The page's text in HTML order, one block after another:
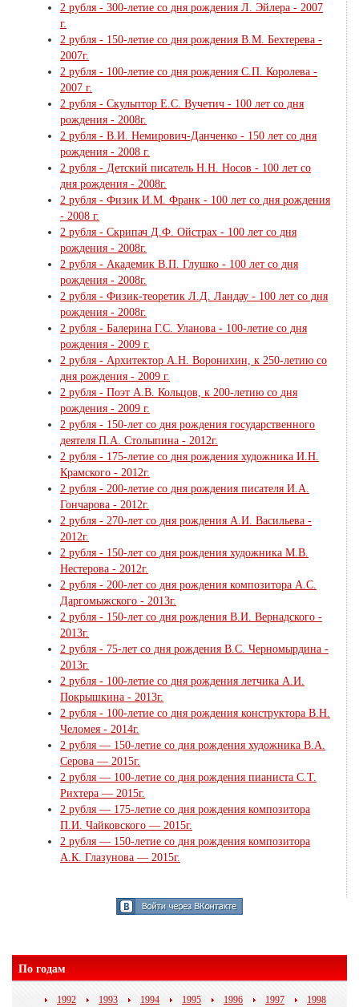
2 рубля - 300-летие со дня рождения Л. Эйлера - 2007
г.
2 рубля - 150-летие со дня рождения В.М. Бехтерева -
2007г.
2 рубля - 100-летие со дня рождения С.П. Королева -
2007 г.
2 рубля - Скульптор Е.С. Вучетич - 100 лет со дня
рождения - 2008г.
2 рубля - В.И. Немирович-Данченко - 150 лет со дня
рождения - 2008 г.
2 рубля - Детский писатель Н.Н. Носов - 100 лет со
дня рождения - 2008г.
2 рубля - Физик И.М. Франк - 100 лет со дня рождения
- 2008 г.
2 рубля - Скрипач Д.Ф. Ойстрах - 100 лет со дня
рождения - 2008г.
2 рубля - Академик В.П. Глушко - 100 лет со дня
рождения - 2008г.
2 рубля - Физик-теоретик Л.Д. Ландау - 100 лет со дня
рождения - 2008г.
2 рубля - Балерина Г.С. Уланова - 100-летие со дня
рождения - 2009 г.
2 рубля - Архитектор А.Н. Воронихин, к 250-летию со
дня рождения - 2009 г.
2 рубля - Поэт А.В. Кольцов, к 200-летию со дня
рождения - 2009 г.
2 рубля - 150-лет со дня рождения государственного
деятеля П.А. Столыпина - 2012г.
2 рубля - 175-летие со дня рождения художника И.Н.
Крамского - 2012г.
2 рубля - 200-летие со дня рождения писателя И.А.
Гончарова - 2012г.
2 рубля - 270-лет со дня рождения А.И. Васильева -
2012г.
2 рубля - 150-лет со дня рождения художника М.В.
Нестерова - 2012г.
2 рубля - 200-лет со дня рождения композитора А.С.
Даргомыжского - 2013г.
2 рубля - 150-лет со дня рождения В.И. Вернадского -
2013г.
2 рубля - 75-лет со дня рождения В.С. Черномырдина -
2013г.
2 рубля - 100-летие со дня рождения летчика А.И.
Покрышкина - 2013г.
2 рубля - 100-летие со дня рождения конструктора В.Н.
Челомея - 2014г.
2 рубля — 150-летие со дня рождения художника В.А.
Серова — 2015г.
2 рубля — 100-летие со дня рождения пианиста С.Т.
Рихтера — 2015г.
2 рубля — 175-летие со дня рождения композитора
П.И. Чайковского — 2015г.
2 рубля — 150-летие со дня рождения композитора
А.К. Глазунова — 2015г.
По годам
1992 1993 1994 1995 1996 1997
1998